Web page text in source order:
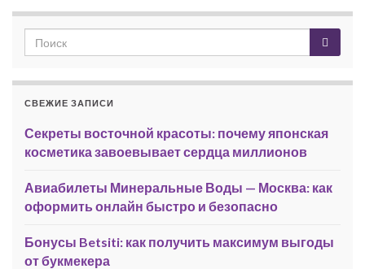
СВЕЖИЕ ЗАПИСИ
Секреты восточной красоты: почему японская
косметика завоевывает сердца миллионов
Авиабилеты Минеральные Воды — Москва: как
оформить онлайн быстро и безопасно
Бонусы Betsiti: как получить максимум выгоды
от букмекера